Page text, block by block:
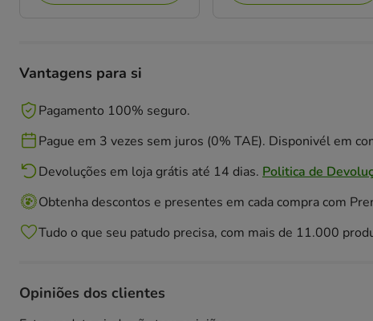
Vantagens para si
Pagamento 100% seguro.
Pague em 3 vezes sem juros (0% TAE). Disponivél em
Devoluções em loja grátis até 14 dias. Politica de
Obtenha descontos e presentes em cada compra com
Tudo o que seu patudo precisa, com mais de 11.000
Opiniões dos clientes